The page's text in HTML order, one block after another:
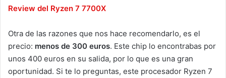
Review del Ryzen 7 7700X
Otra de las razones que nos hace recomendarlo, es el
precio: menos de 300 euros. Este chip lo encontrabas por
unos 400 euros en su salida, por lo que es una gran
oportunidad. Si te lo preguntas, este procesador Ryzen 7